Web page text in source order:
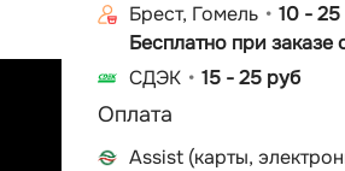
Брест, Гомель
10 -
Бесплатно при заказе
СДЭК
15 - 25 руб
Оплата
Assist (карты,